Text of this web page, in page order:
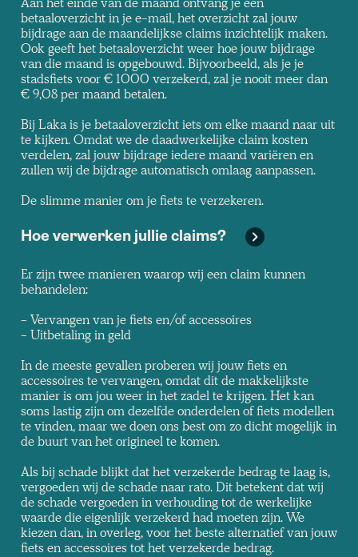
betaaloverzicht in je e-mail, het overzicht zal jouw
bijdrage aan de maandelijkse claims inzichtelijk maken.
Ook geeft het betaaloverzicht weer hoe jouw bijdrage
van die maand is opgebouwd. Bijvoorbeeld, als je je
stadsfiets voor € 1000 verzekerd, zal je nooit meer dan
€ 9,08 per maand betalen.
Bij Laka is je betaaloverzicht iets om elke maand naar uit
te kijken. Omdat we de daadwerkelijke claim kosten
verdelen, zal jouw bijdrage iedere maand variëren en
zullen wij de bijdrage automatisch omlaag aanpassen.
De slimme manier om je fiets te verzekeren.
Hoe verwerken jullie claims?
Er zijn twee manieren waarop wij een claim kunnen
behandelen:
- Vervangen van je fiets en/of accessoires
- Uitbetaling in geld
In de meeste gevallen proberen wij jouw fiets en
accessoires te vervangen, omdat dit de makkelijkste
manier is om jou weer in het zadel te krijgen. Het kan
soms lastig zijn om dezelfde onderdelen of fiets modellen
te vinden, maar we doen ons best om zo dicht mogelijk in
de buurt van het origineel te komen.
Als bij schade blijkt dat het verzekerde bedrag te laag is,
vergoeden wij de schade naar rato. Dit betekent dat wij
de schade vergoeden in verhouding tot de werkelijke
waarde die eigenlijk verzekerd had moeten zijn. We
kiezen dan, in overleg, voor het beste alternatief van jouw
fiets en accessoires tot het verzekerde bedrag.